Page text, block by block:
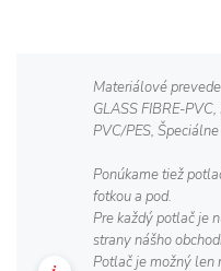
Materiálové
GLASS FIBRE-PVC,
PVC/PES,
Ponúkame tiež
fotkou a pod.
Pre každý potlač je
strany nášho
Potlač je možný len